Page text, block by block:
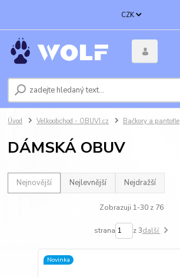
CZK
Úvod Velkoobchod - OBUVI.cz Bačkory a pantofle
DÁMSKÁ OBUV
Nejnovější Nejlevnější Nejdražší
Zobrazuji 1-30 z 76
strana z 3další
Novinka